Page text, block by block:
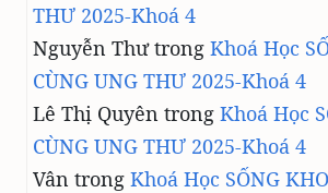
THƯ 2025-Khoá 4
Nguyễn Thưtrong Khoá Học
CÙNG UNG THƯ 2025-Khoá 4
Lê Thị Quyên trong Khoá Học
CÙNG UNG THƯ 2025-Khoá 4
Vân trong Khoá Học SỐNG